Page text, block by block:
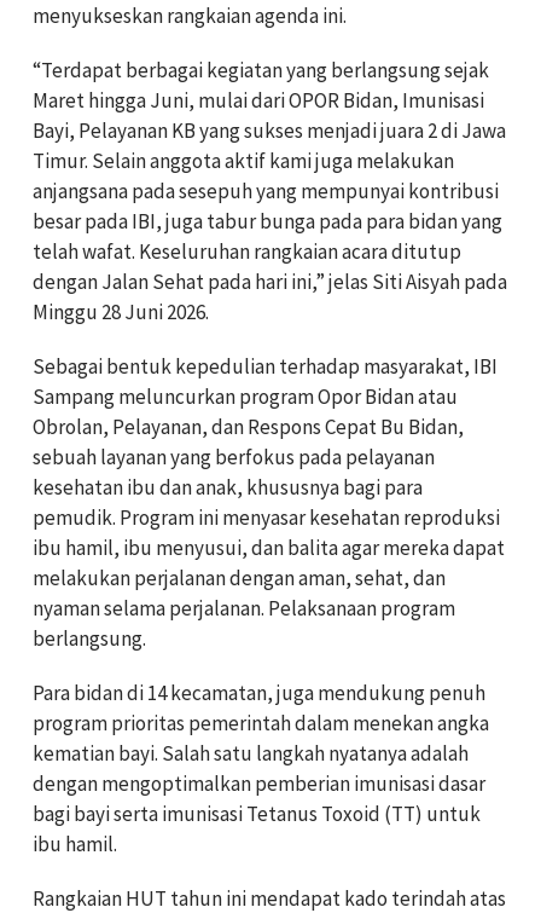
menyukseskan rangkaian agenda ini.
“Terdapat berbagai kegiatan yang berlangsung sejak
Maret hingga Juni, mulai dari OPOR Bidan, Imunisasi
Bayi, Pelayanan KB yang sukses menjadi juara 2 di Jawa
Timur. Selain anggota aktif kami juga melakukan
anjangsana pada sesepuh yang mempunyai kontribusi
besar pada IBI, juga tabur bunga pada para bidan yang
telah wafat. Keseluruhan rangkaian acara ditutup
dengan Jalan Sehat pada hari ini,” jelas Siti Aisyah pada
Minggu 28 Juni 2026.
Sebagai bentuk kepedulian terhadap masyarakat, IBI
Sampang meluncurkan program Opor Bidan atau
Obrolan, Pelayanan, dan Respons Cepat Bu Bidan,
sebuah layanan yang berfokus pada pelayanan
kesehatan ibu dan anak, khususnya bagi para
pemudik. Program ini menyasar kesehatan reproduksi
ibu hamil, ibu menyusui, dan balita agar mereka dapat
melakukan perjalanan dengan aman, sehat, dan
nyaman selama perjalanan. Pelaksanaan program
berlangsung.
Para bidan di 14 kecamatan, juga mendukung penuh
program prioritas pemerintah dalam menekan angka
kematian bayi. Salah satu langkah nyatanya adalah
dengan mengoptimalkan pemberian imunisasi dasar
bagi bayi serta imunisasi Tetanus Toxoid (TT) untuk
ibu hamil.
Rangkaian HUT tahun ini mendapat kado terindah atas